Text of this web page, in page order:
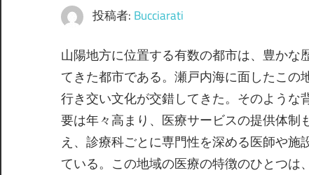
投稿者: Bucciarati
山陽地方に位置する有数の都市は、豊か
てきた都市である。 瀬戸内海に面したこの
行き交い文化が交錯してきた。そのよう
要は年々高まり、医療サービスの提供体
え、診療科ごとに専門性を深める医師や
ている。この地域の医療の特徴のひとつ